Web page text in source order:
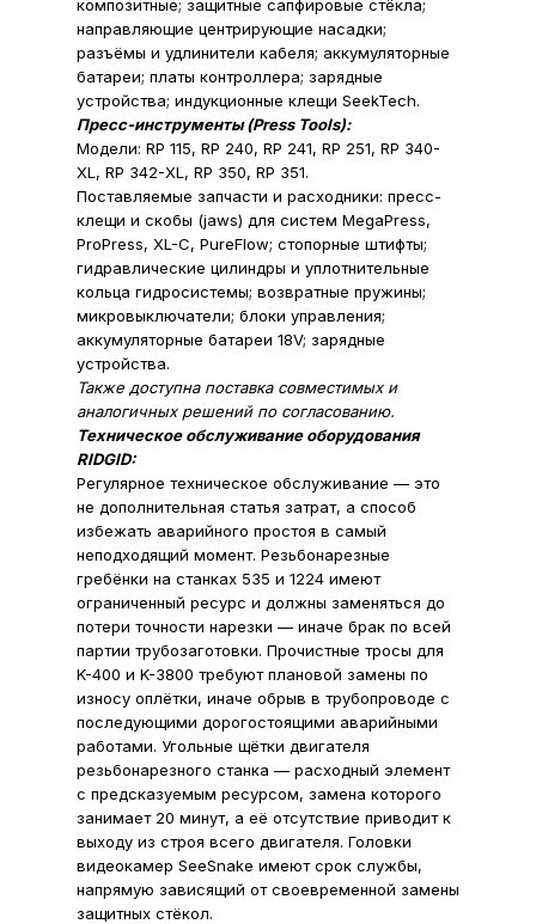
композитные; защитные сапфировые стёкла;
направляющие центрирующие насадки;
разъёмы и удлинители кабеля; аккумуляторные
батареи; платы контроллера; зарядные
устройства; индукционные клещи SeekTech.
Пресс-инструменты (Press Tools):
Модели: RP 115, RP 240, RP 241, RP 251, RP 340-
XL, RP 342-XL, RP 350, RP 351.
Поставляемые запчасти и расходники: пресс-
клещи и скобы (jaws) для систем MegaPress,
ProPress, XL-C, PureFlow; стопорные штифты;
гидравлические цилиндры и уплотнительные
кольца гидросистемы; возвратные пружины;
микровыключатели; блоки управления;
аккумуляторные батареи 18V; зарядные
устройства.
Также доступна поставка совместимых и
аналогичных решений по согласованию.
Техническое обслуживание оборудования
RIDGID:
Регулярное техническое обслуживание — это
не дополнительная статья затрат, а способ
избежать аварийного простоя в самый
неподходящий момент. Резьбонарезные
гребёнки на станках 535 и 1224 имеют
ограниченный ресурс и должны заменяться до
потери точности нарезки — иначе брак по всей
партии трубозаготовки. Прочистные тросы для
K-400 и K-3800 требуют плановой замены по
износу оплётки, иначе обрыв в трубопроводе с
последующими дорогостоящими аварийными
работами. Угольные щётки двигателя
резьбонарезного станка — расходный элемент
с предсказуемым ресурсом, замена которого
занимает 20 минут, а её отсутствие приводит к
выходу из строя всего двигателя. Головки
видеокамер SeeSnake имеют срок службы,
напрямую зависящий от своевременной замены
защитных стёкол.